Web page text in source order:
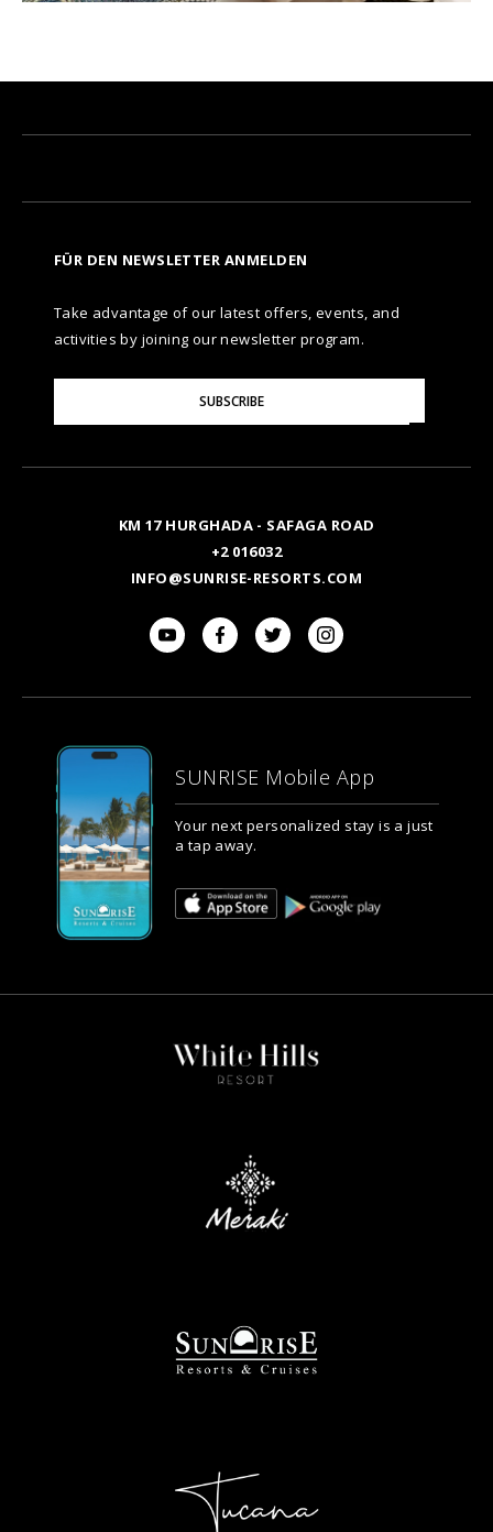
FÜR DEN NEWSLETTER ANMELDEN
Take advantage of our latest offers, events, and
activities by joining our newsletter program.
Your
SUBSCRIBE
KM 17 HURGHADA - SAFAGA ROAD
+2 016032
INFO@SUNRISE-RESORTS.COM
SUNRISE Mobile App
Your next personalized stay is a just
a tap away.